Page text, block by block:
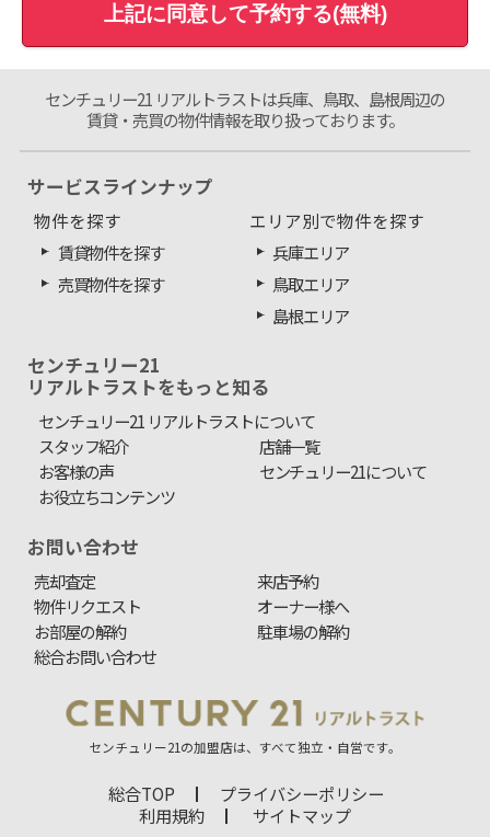
上記に同意して予約する(無料)
センチュリー21 リアルトラストは兵庫、鳥取、島根周辺の
賃貸・売買の物件情報を取り扱っております。
サービスラインナップ
物件を探す
賃貸物件を探す
売買物件を探す
エリア別で物件を探す
兵庫エリア
鳥取エリア
島根エリア
センチュリー21
リアルトラストをもっと知る
センチュリー21 リアルトラストについて
スタッフ紹介
店舗一覧
お客様の声
センチュリー21について
お役立ちコンテンツ
お問い合わせ
売却査定
来店予約
物件リクエスト
オーナー様へ
お部屋の解約
駐車場の解約
総合お問い合わせ
センチュリー21の加盟店は、すべて独立・自営です。
総合TOP
プライバシーポリシー
利用規約
サイトマップ